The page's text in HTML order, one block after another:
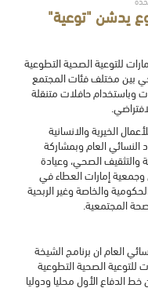
يدشن "توعية"
للتوعية الصحية التطوعية
بين مختلف فئات المجتمع
وباستخدام حافلات متنقلة
الخيرية والانسانية
النسائي العام وبمشاركة
والتثقيف الصحي، وعيادة
إمارات العطاء في
والخاصة وغير الربحية
المجتمعية.
العام ان برنامج الشيخة
للتوعية الصحية التطوعية
الدفاع الأول محليا ودوليا